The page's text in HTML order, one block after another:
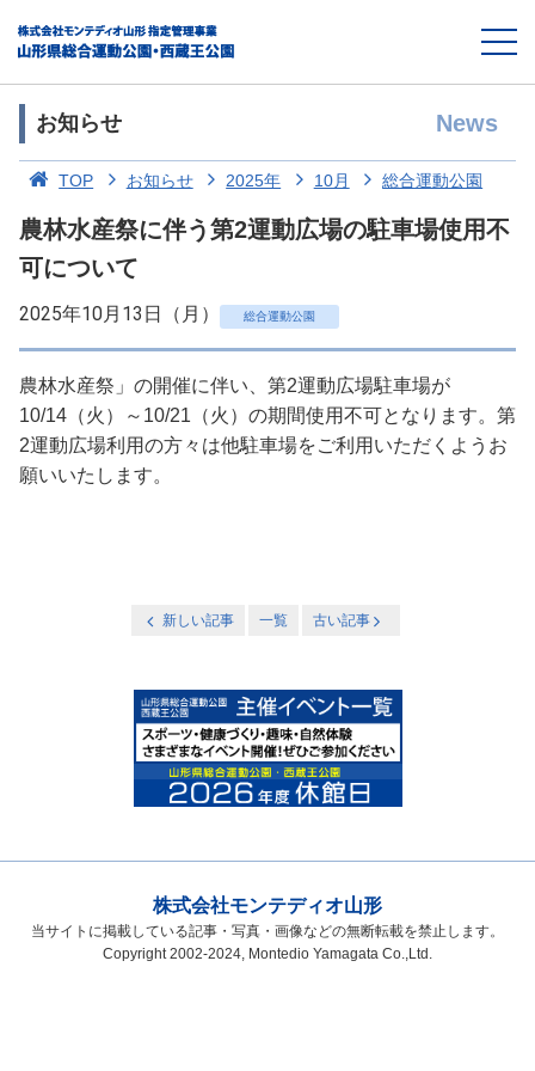
お知らせ News
TOP お知らせ 2025年 10月 総合運動公園
農林水産祭に伴う第2運動広場の駐車場使用不
可について
2025年10月13日（月） 総合運動公園
農林水産祭」の開催に伴い、第2運動広場駐車場が
10/14（火）～10/21（火）の期間使用不可となります。第
2運動広場利用の方々は他駐車場をご利用いただくようお
願いいたします。
新しい記事 一覧 古い記事
株式会社モンテディオ山形
当サイトに掲載している記事・写真・画像などの無断転載を禁止します。
Copyright 2002-2024, Montedio Yamagata Co.,Ltd.